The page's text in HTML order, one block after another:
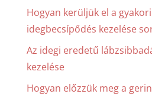
Hogyan kerüljük el a
idegbecsípődés kezelése
Az idegi eredetű
kezelése
Hogyan előzzük meg a